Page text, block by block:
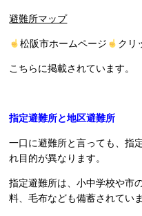
避難所マップ
松阪市ホームページ クリ
こちらに掲載されています。
指定避難所と地区避難所
一口に避難所と言っても、指
れ目的が異なります。
指定避難所は、小中学校や市
料、毛布なども備蓄されていま